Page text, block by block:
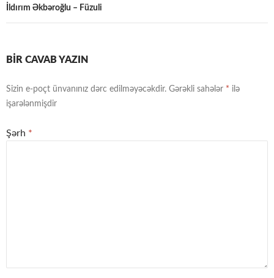
İldırım Əkbəroğlu – Füzuli
BIR CAVAB YAZIN
Sizin e-poçt ünvanınız dərc edilməyəcəkdir. Gərəkli sahələr * ilə
işarələnmişdir
Şərh *